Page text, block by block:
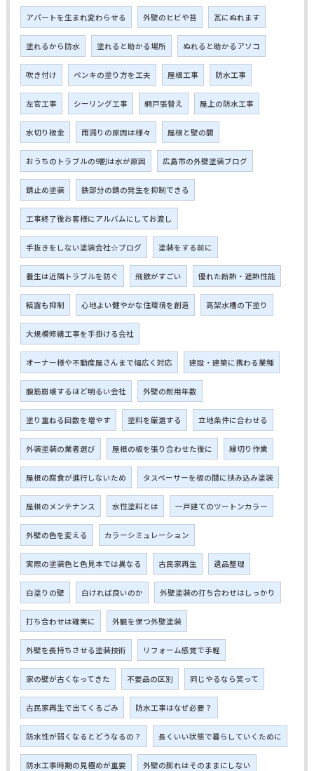
アパートを生まれ変わらせる 外壁のヒビや苔 瓦にぬれます
塗れるから防水 塗れると助かる場所 ぬれると助かるアソコ
吹き付け ペンキの塗り方を工夫 屋根工事 防水工事
左官工事 シーリング工事 網戸張替え 屋上の防水工事
水切り板金 雨漏りの原因は様々 屋根と壁の間
おうちのトラブルの9割は水が原因 広島市の外壁塗装ブログ
錆止め塗装 鉄部分の錆の発生を抑制できる
工事終了後お客様にアルバムにしてお渡し
手抜きをしない塗装会社☆ブログ 塗装をする前に
養生は近隣トラブルを防ぐ 飛散がすごい 優れた断熱・遮熱性能
結露も抑制 心地よい健やかな住環境を創造 高架水槽の下塗り
大規模修繕工事を手掛ける会社
オーナー様や不動産屋さんまで幅広く対応 建設・建築に携わる業種
腹筋崩壊するほど明るい会社 外壁の耐用年数
塗り重ねる回数を増やす 塗料を厳選する 立地条件に合わせる
外装塗装の業者選び 屋根の板を張り合わせた後に 縁切り作業
屋根の腐食が進行しないため タスペーサーを板の間に挟み込み塗装
屋根のメンテナンス 水性塗料とは 一戸建てのツートンカラー
外壁の色を変える カラーシミュレーション
実際の塗装色と色見本では異なる 古民家再生 遺品整理
白塗りの壁 白ければ良いのか 外壁塗装の打ち合わせはしっかり
打ち合わせは確実に 外観を保つ外壁塗装
外壁を長持ちさせる塗装技術 リフォーム感覚で手軽
家の壁が古くなってきた 不要品の区別 同じやるなら笑って
古民家再生で出てくるごみ 防水工事はなぜ必要？
防水性が弱くなるとどうなるの？ 長くいい状態で暮らしていくために
防水工事時期の見極めが重要 外壁の膨れはそのままにしない